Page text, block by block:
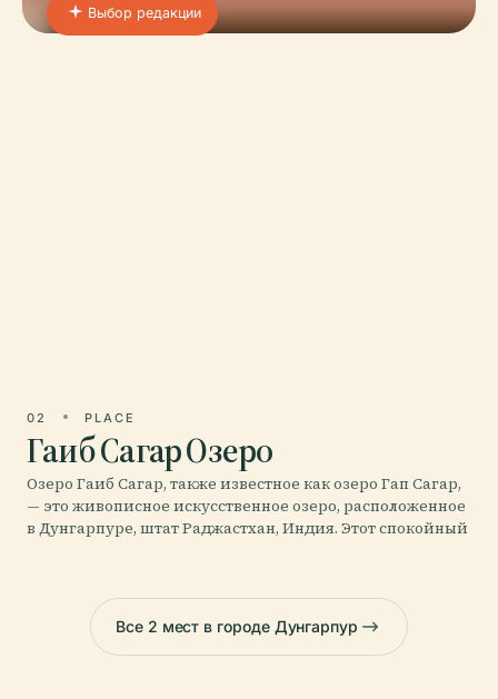
Выбор редакции
02 PLACE
Гаиб Сагар Озеро
Озеро Гаиб Сагар, также известное как озеро Гап Сагар,
— это живописное искусственное озеро, расположенное
в Дунгарпуре, штат Раджастхан, Индия. Этот спокойный
Все 2 мест в городе Дунгарпур